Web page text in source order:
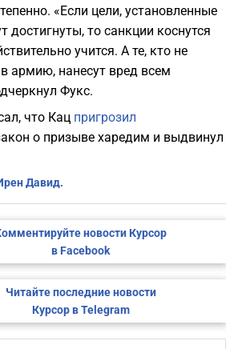
«Если цели, установленные
достигнуты, то санкции коснутся
учится. А те, кто не
армию, нанесут вред всем
Фукс.
что Кац пригрозил
о призыве харедим и выдвинул
Давид.
новости Курсор
в Facebook
Читайте последние новости
Курсор в Telegram